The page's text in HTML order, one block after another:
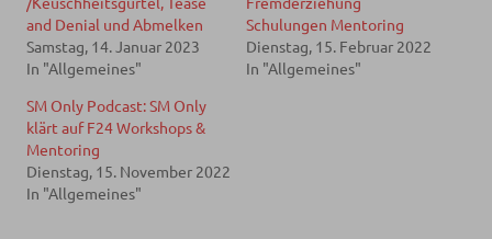
and Denial und Abmelken
Samstag, 14. Januar 2023
In "Allgemeines"
Schulungen Mentoring
Dienstag, 15. Februar 2022
In "Allgemeines"
SM Only Podcast: SM Only
klärt auf F24 Workshops &
Mentoring
Dienstag, 15. November 2022
In "Allgemeines"